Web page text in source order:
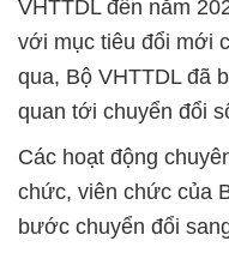
VHTTDL đến năm
với mục tiêu đổi mới
qua, Bộ VHTTDL đã
quan tới chuyển đổi
Các hoạt động
chức, viên chức của
bước chuyển đổi